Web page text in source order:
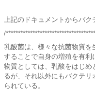
上記のドキュメントからバ
/
乳酸菌は、様々な抗菌物質
することで自身の増殖を有
物質としては、乳酸をはじ
るが、それ以外にもバクテ
られている。